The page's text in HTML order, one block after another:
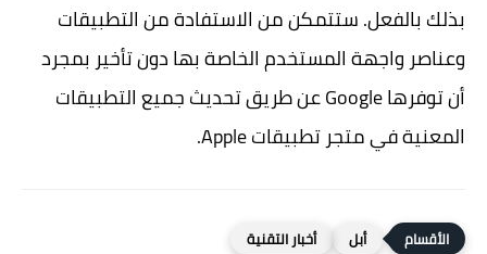
بذلك بالفعل. ستتمكن من الاستفادة من التطبيقات
وعناصر واجهة المستخدم الخاصة بها دون تأخير بمجرد
أن توفرها Google عن طريق تحديث جميع التطبيقات
المعنية في متجر تطبيقات Apple.
أبل أخبار التقنية